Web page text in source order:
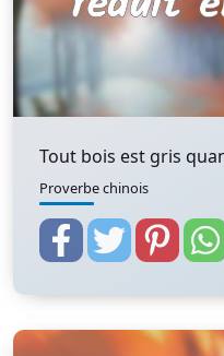
Tout bois est gris
Proverbe chinois